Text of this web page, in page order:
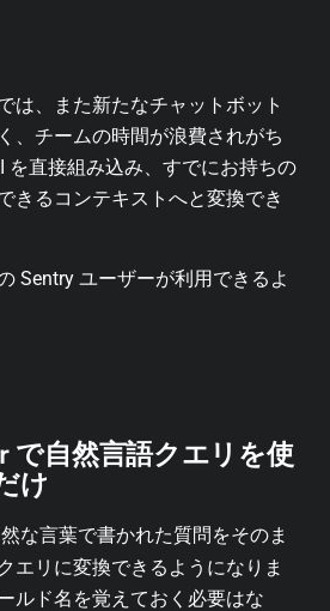
は、また新たなチャットボット
、チームの時間が浪費されがち
を直接組み込み、すでにお持ちの
きるコンテキストへと変換でき
Sentry ユーザーが利用できるよ
で自然言語クエリを使
け
な言葉で書かれた質問をそのま
エリに変換できるようになりま
ルド名を覚えておく必要はな